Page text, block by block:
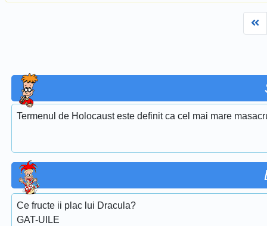
Termenul de Holocaust este definit ca cel mai mare
Ce fructe ii plac lui Dracula?
GAT-UILE